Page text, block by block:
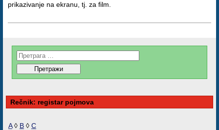
prikazivanje na ekranu, tj. za film.
Rečnik: registar pojmova
A◊ B ◊ C